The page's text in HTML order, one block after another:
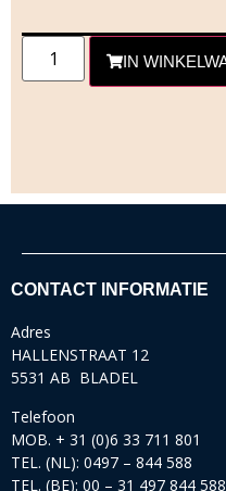
IN
CONTACT INFORMATIE
Adres
HALLENSTRAAT 12
5531 AB BLADEL
Telefoon
MOB. + 31 (0)6 33 711 801
TEL. (NL): 0497 – 844 588
TEL. (BE): 00 – 31 497 844 588